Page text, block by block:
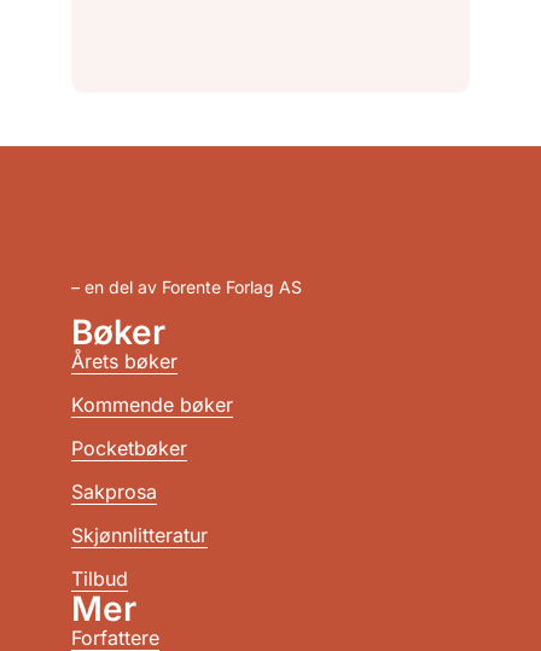
– en del av Forente Forlag AS
Bøker
Årets bøker
Kommende bøker
Pocketbøker
Sakprosa
Skjønnlitteratur
Tilbud
Mer
Forfattere